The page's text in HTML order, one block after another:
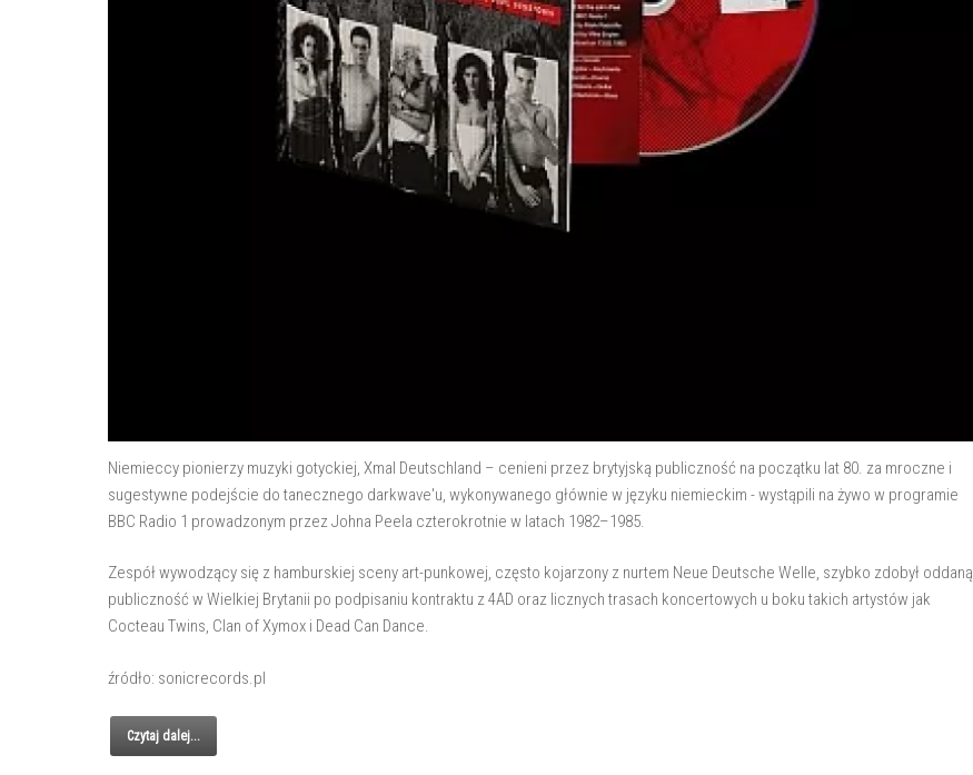
Niemieccy pionierzy muzyki gotyckiej, Xmal Deutschland – cenieni przez brytyjską publiczność na początku lat 80. za mroczne i
sugestywne podejście do tanecznego darkwave'u, wykonywanego głównie w języku niemieckim - wystąpili na żywo w programie
BBC Radio 1 prowadzonym przez Johna Peela czterokrotnie w latach 1982–1985.
Zespół wywodzący się z hamburskiej sceny art-punkowej, często kojarzony z nurtem Neue Deutsche Welle, szybko zdobył oddaną
publiczność w Wielkiej Brytanii po podpisaniu kontraktu z 4AD oraz licznych trasach koncertowych u boku takich artystów jak
Cocteau Twins, Clan of Xymox i Dead Can Dance.
źródło: sonicrecords.pl
Czytaj dalej...